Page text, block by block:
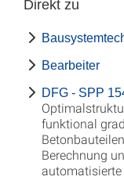
Direkt zu
Bearbeiter
DFG - SPP
funktional
Berechnung